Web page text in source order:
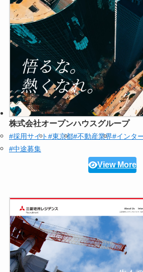
株式会社オープンハウスグループ
#採用サイト#東京都#不動産業界#インタ
#中途募集
View More